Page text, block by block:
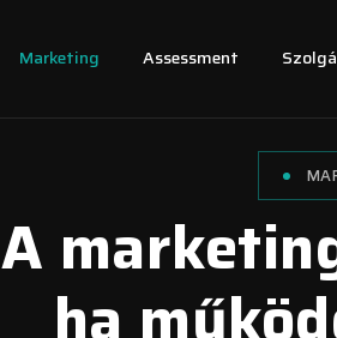
Marketing Assessment
A